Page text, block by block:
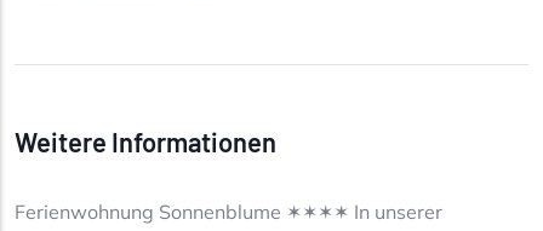
Weitere Informationen
Ferienwohnung Sonnenblume ✶✶✶✶ In unserer